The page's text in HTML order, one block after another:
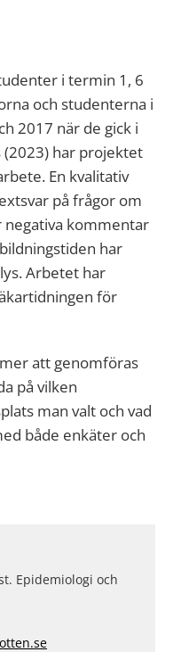
i termin 1, 6
och studenterna i
2017 när de gick i
har projektet
En kvalitativ
på frågor om
kommentar
har
Arbetet har
för
att genomföras
på vilken
man valt och vad
både enkäter och
Epidemiologi och